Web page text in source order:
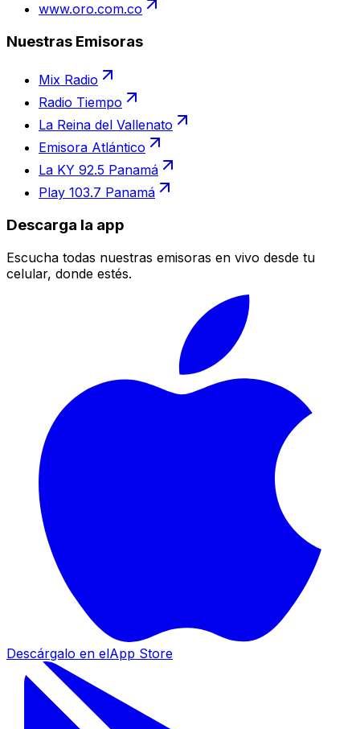
www.oro.com.co
Nuestras Emisoras
Mix Radio
Radio Tiempo
La Reina del Vallenato
Emisora Atlántico
La KY 92.5 Panamá
Play 103.7 Panamá
Descarga la app
Escucha todas nuestras emisoras en vivo desde tu
celular, donde estés.
Descárgalo en elApp Store